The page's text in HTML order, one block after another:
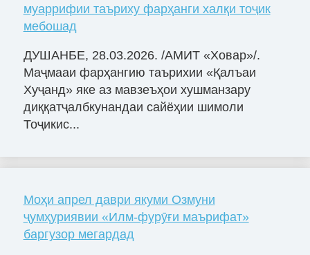
муаррифии таъриху фарҳанги халқи тоҷик
мебошад
ДУШАНБЕ, 28.03.2026. /АМИТ «Ховар»/.
Маҷмааи фарҳангию таърихии «Қалъаи
Хуҷанд» яке аз мавзеъҳои хушманзару
диққатҷалбкунандаи сайёҳии шимоли
Тоҷикис...
Моҳи апрел даври якуми Озмуни
ҷумҳуриявии «Илм-фурӯғи маърифат»
баргузор мегардад